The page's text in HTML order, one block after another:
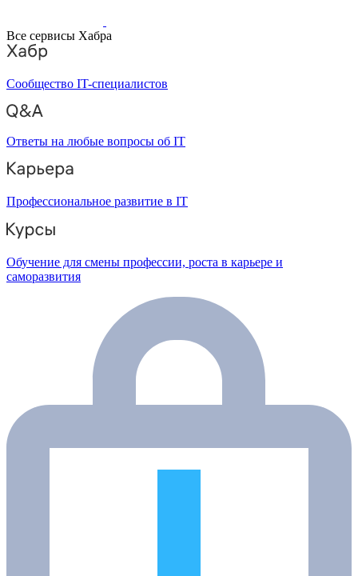
Все сервисы Хабра
Сообщество IT-специалистов
Ответы на любые вопросы об IT
Профессиональное развитие в IT
Обучение для смены профессии, роста в карьере и
саморазвития